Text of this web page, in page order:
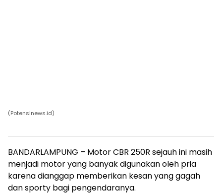
(Potensinews.id)
BANDARLAMPUNG – Motor CBR 250R sejauh ini masih
menjadi motor yang banyak digunakan oleh pria
karena dianggap memberikan kesan yang gagah
dan sporty bagi pengendaranya.